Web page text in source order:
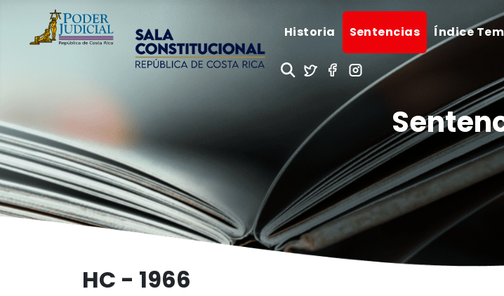
Historia Sentencias Índice
HC - 1966